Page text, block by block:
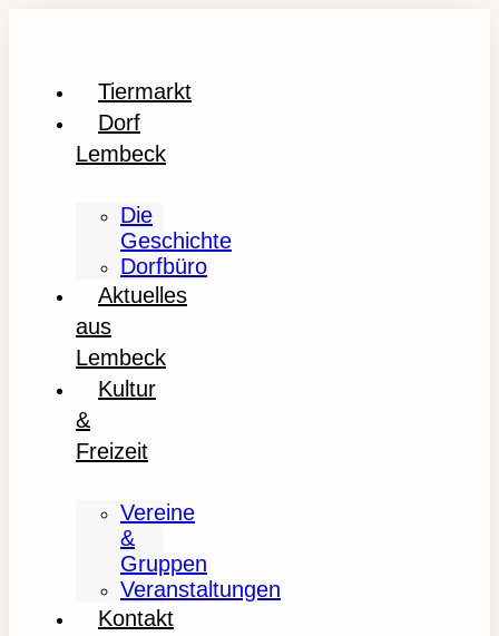
Tiermarkt
Dorf
Lembeck
Die
Geschichte
Dorfbüro
Aktuelles
aus
Lembeck
Kultur
&
Freizeit
Vereine
&
Gruppen
Veranstaltungen
Kontakt